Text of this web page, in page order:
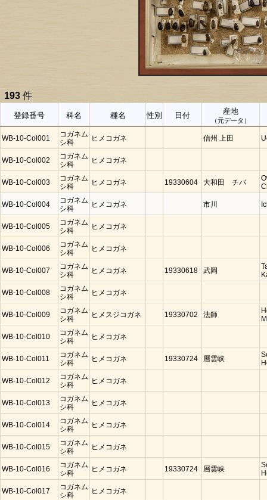
193 件
登録番号 科名 種名 性別 日付 産地
（元データ）
WB-10-Col001
コガネム
シ科
ヒメコガネ 信州 上田
WB-10-Col002
コガネム
シ科
ヒメコガネ
WB-10-Col003
コガネム
シ科
ヒメコガネ 19330604 大和田 チバ
WB-10-Col004
コガネム
シ科
ヒメコガネ 市川
WB-10-Col005
コガネム
シ科
ヒメコガネ
WB-10-Col006
コガネム
シ科
ヒメコガネ
WB-10-Col007
コガネム
シ科
ヒメコガネ 19330618 武岡
WB-10-Col008
コガネム
シ科
ヒメコガネ
WB-10-Col009
コガネム
シ科
ヒメスジコガネ 19330702 法師
WB-10-Col010
コガネム
シ科
ヒメコガネ
WB-10-Col011
コガネム
シ科
ヒメコガネ 19330724 層雲峡
WB-10-Col012
コガネム
シ科
ヒメコガネ
WB-10-Col013
コガネム
シ科
ヒメコガネ
WB-10-Col014
コガネム
シ科
ヒメコガネ
WB-10-Col015
コガネム
シ科
ヒメコガネ
WB-10-Col016
コガネム
シ科
ヒメコガネ 19330724 層雲峡
WB-10-Col017
コガネム
シ科
ヒメコガネ